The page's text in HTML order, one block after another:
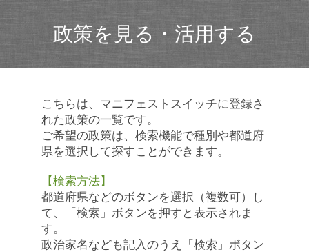
政策を見る・活用する
こちらは、マニフェストスイッチに登録さ
れた政策の一覧です。
ご希望の政策は、検索機能で種別や都道府
県を選択して探すことができます。
【検索方法】
都道府県などのボタンを選択（複数可）し
て、「検索」ボタンを押すと表示されま
す。
政治家名なども記入のうえ「検索」ボタン